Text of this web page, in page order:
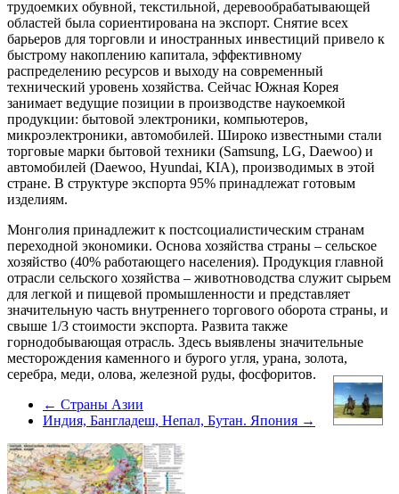
трудоемких обувной, текстильной, деревообрабатывающей
областей была сориентирована на экспорт. Снятие всех
барьеров для торговли и иностранных инвестиций привело к
быстрому накоплению капитала, эффективному
распределению ресурсов и выходу на современный
технический уровень хозяйства. Сейчас Южная Корея
занимает ведущие позиции в производстве наукоемкой
продукции: бытовой электроники, компьютеров,
микроэлектроники, автомобилей. Широко известными стали
торговые марки бытовой техники (Samsung, LG, Daewoo) и
автомобилей (Daewoo, Hyundai, КІА), производимых в этой
стране. В структуре экспорта 95% принадлежат готовым
изделиям.
Монголия принадлежит к постсоциалистическим странам
переходной экономики. Основа хозяйства страны – сельское
хозяйство (40% работающего населения). Продукция главной
отрасли сельского хозяйства – животноводства служит сырьем
для легкой и пищевой промышленности и представляет
значительную часть внутреннего торгового оборота страны, и
свыше 1/3 стоимости экспорта. Развита также
горнодобывающая отрасль. Здесь выявлены значительные
месторождения каменного и бурого угля, урана, золота,
серебра, меди, олова, железной руды, фосфоритов.
← Страны Азии
Индия, Бангладеш, Непал, Бутан. Япония →